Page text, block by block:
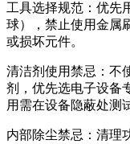
工具选择规范：优先
球），禁止使用金属
或损坏元件。
清洁剂使用禁忌：不
剂，优先选电子设备
用需在设备隐蔽处测
内部除尘禁忌：清理